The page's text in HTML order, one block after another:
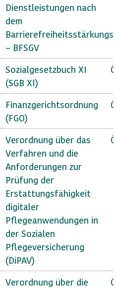
Dienstleistungen nach
dem
– BFSGV
Sozialgesetzbuch XI
(SGB XI)
Finanzgerichtsordnung
(FGO)
Verordnung über das
Verfahren und die
Anforderungen zur
Prüfung der
Erstattungsfähigkeit
digitaler
Pflegeanwendungen in
der Sozialen
Pflegeversicherung
(DiPAV)
Verordnung über die